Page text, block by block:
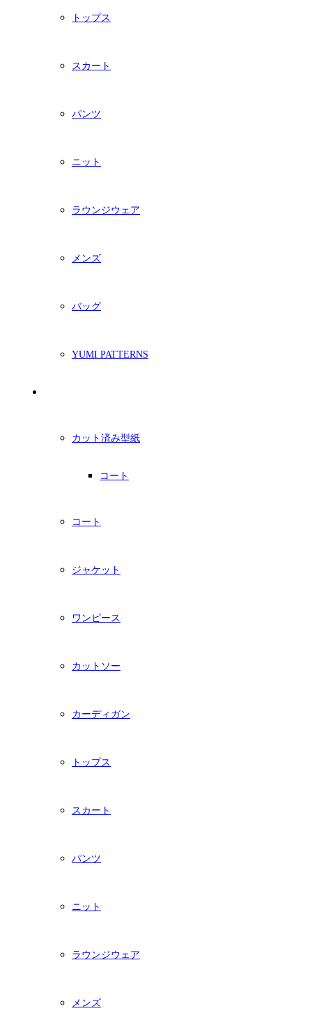
トップス
スカート
パンツ
ニット
ラウンジウェア
メンズ
バッグ
YUMI PATTERNS
カット済み型紙
コート
コート
ジャケット
ワンピース
カットソー
カーディガン
トップス
スカート
パンツ
ニット
ラウンジウェア
メンズ